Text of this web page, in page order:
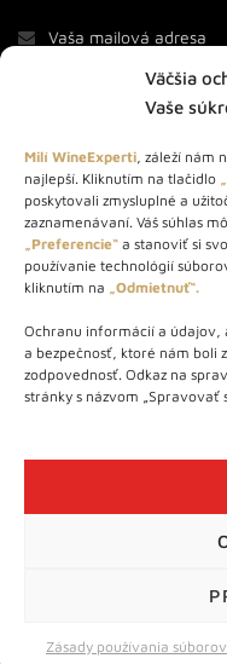
Väčšia
Vaše
Milí WineExperti, záleží nám
najlepší. Kliknutím na tlačidlo
poskytovali zmysluplné a
zaznamenávaní. Váš súhlas
„Preferencie“ a stanoviť si
používanie technológií
kliknutím na „Odmietnuť“.
Ochranu informácií a údajov,
a bezpečnosť, ktoré nám boli
zodpovednosť. Odkaz na
stránky s názvom „Spravovať
Zásady používania
O NÁS
STORE – obchod s vínom
webovej stránke
produktov.
Info tel.: +421 917 779
Vínotéka: +421 917
Vínotéka: Bratislavská
ochranou súkromia